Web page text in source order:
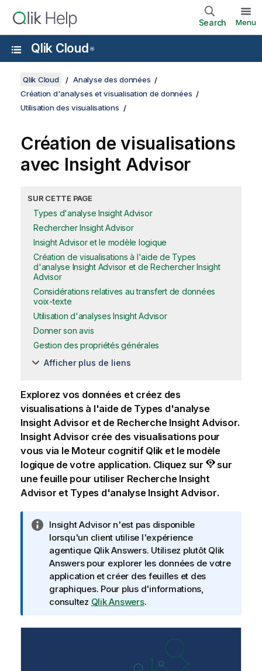
Search Menu
Qlik Cloud ®
Qlik Cloud
Analyse des données
Création d'analyses et visualisation de données
Utilisation des visualisations
Création de visualisations
avec Insight Advisor
SUR CETTE PAGE
Types d'analyse Insight Advisor
Rechercher Insight Advisor
Insight Advisor et le modèle logique
Création de visualisations à l'aide de Types
d'analyse Insight Advisor et de Rechercher Insight
Advisor
Considérations relatives au transfert de données
voix-texte
Utilisation d'analyses Insight Advisor
Donner son avis
Gestion des propriétés générales
Afficher plus de liens
Explorez vos données et créez des
visualisations à l'aide de Types d'analyse
Insight Advisor et de Recherche Insight Advisor.
Insight Advisor crée des visualisations pour
vous via le Moteur cognitif Qlik et le modèle
logiquede votre application. Cliquez sur
sur
unefeuillepour utiliser Recherche Insight
Advisor et Types d'analyse Insight Advisor.
N
o
t
e
I
n
f
r
Insight Advisorn'est pas disponible
lorsqu'un client utilise l'expérience
agentique Qlik Answers. Utilisez plutôt Qlik
Answerspour explorer les données de votre
application et créer des feuilles et des
graphiques. Pour plus d'informations,
consultez Qlik Answers.